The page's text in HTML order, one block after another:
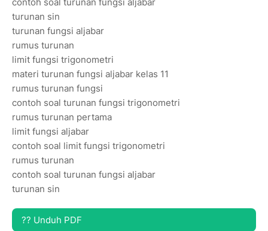
turunan sin
turunan fungsi aljabar
rumus turunan
limit fungsi trigonometri
materi turunan fungsi aljabar kelas 11
rumus turunan fungsi
contoh soal turunan fungsi trigonometri
rumus turunan pertama
limit fungsi aljabar
contoh soal limit fungsi trigonometri
rumus turunan
contoh soal turunan fungsi aljabar
turunan sin
?? Unduh PDF